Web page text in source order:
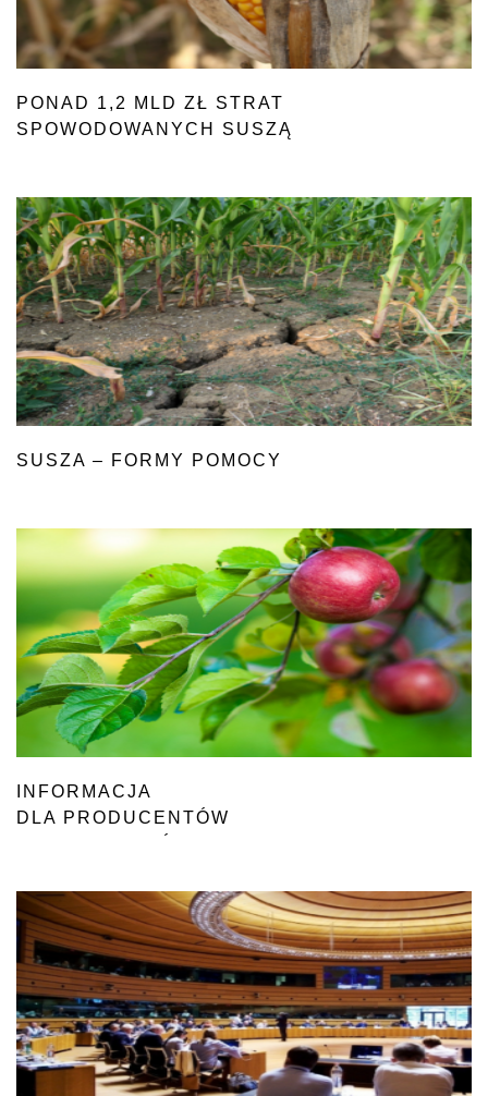
PONAD 1,2 MLD ZŁ STRAT
SPOWODOWANYCH SUSZĄ
SUSZA – FORMY POMOCY
INFORMACJA
DLA PRODUCENTÓW